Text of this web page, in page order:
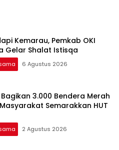
Kemarau, Pemkab OKI
Gelar Shalat Istisqa
6 Agustus 2026
3.000 Bendera Merah
Semarakkan HUT
2 Agustus 2026